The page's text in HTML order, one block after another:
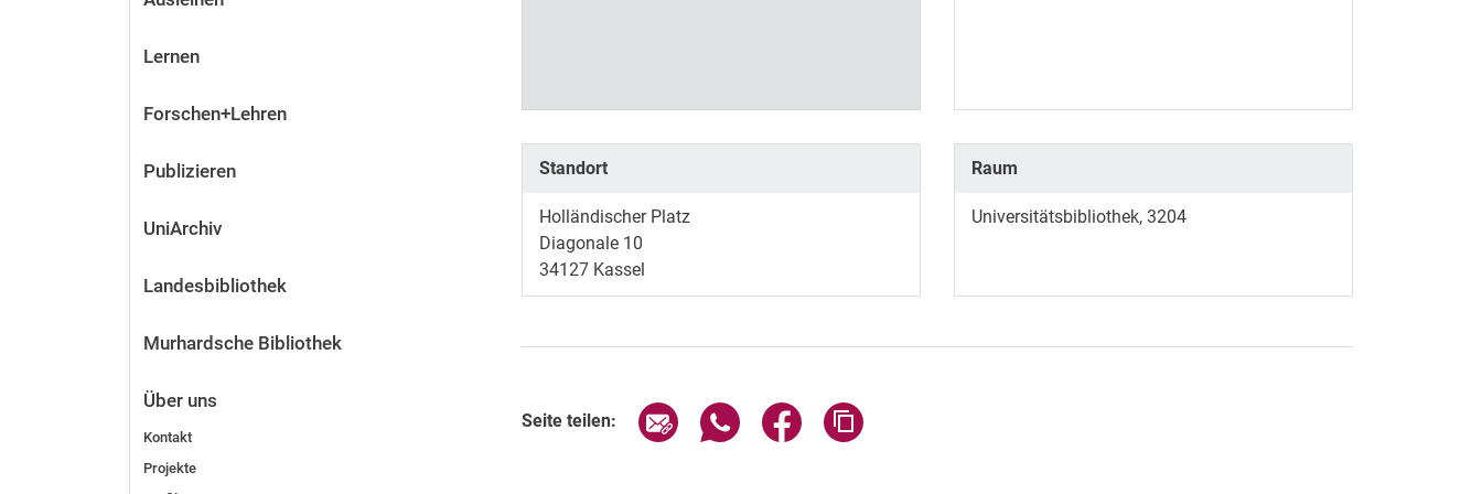
Lernen
Forschen+Lehren
Publizieren
UniArchiv
Landesbibliothek
Murhardsche Bibliothek
Über uns
Kontakt
Projekte
Standort
Holländischer Platz
Diagonale 10
34127 Kassel
Raum
Universitätsbibliothek, 3204
Seite teilen: Seite über E-Mail teilen
Seite über WhatsApp teilen (externer Link, öffnet neues Fenster)
Seite über Facebook teilen (externer Link, öffnet neues Fenster)